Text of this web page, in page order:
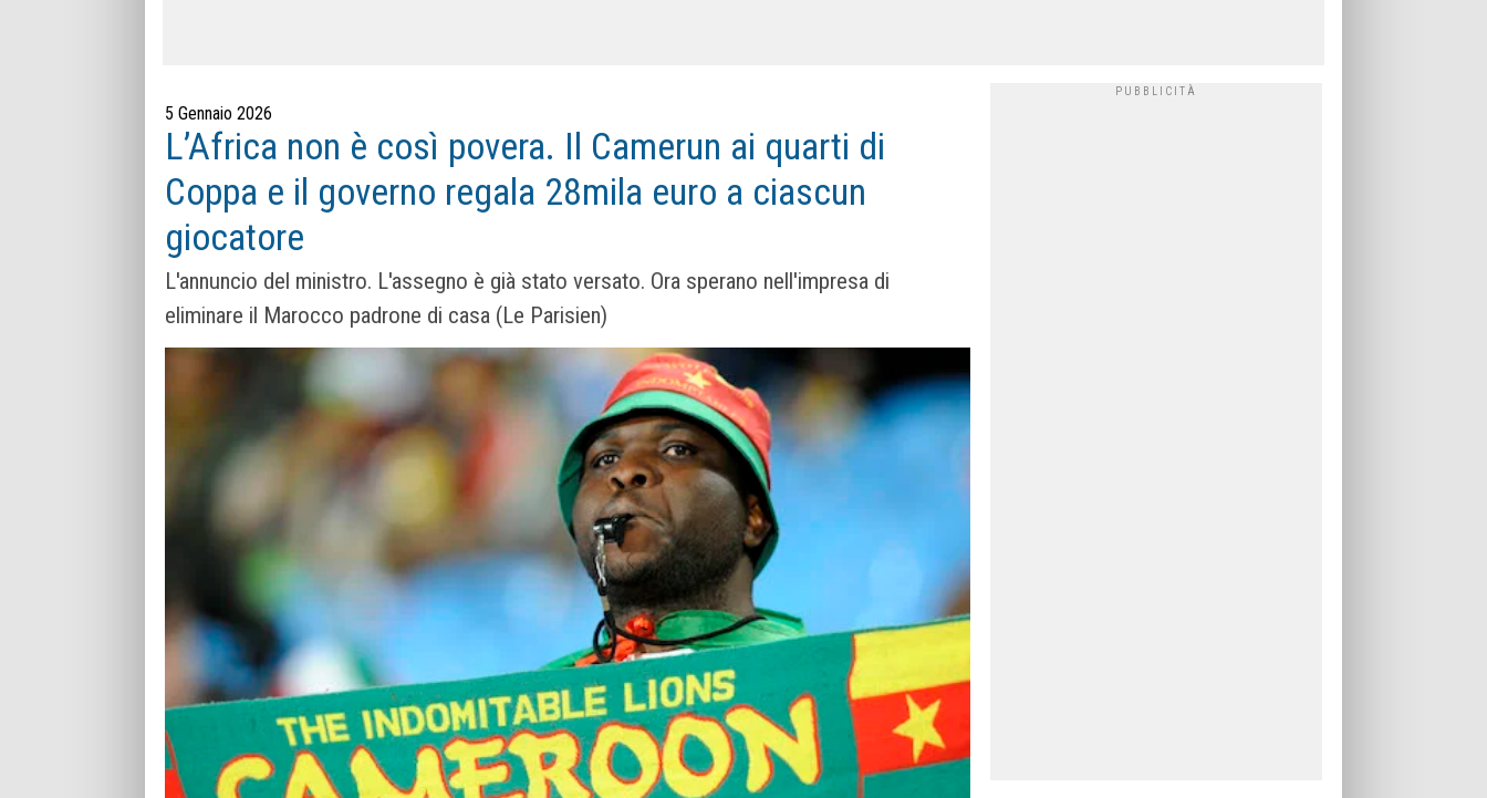
5 Gennaio 2026
L’Africa non è così povera. Il Camerun ai quarti di
Coppa e il governo regala 28mila euro a ciascun
giocatore
L'annuncio del ministro. L'assegno è già stato versato. Ora sperano nell'impresa di
eliminare il Marocco padrone di casa (Le Parisien)